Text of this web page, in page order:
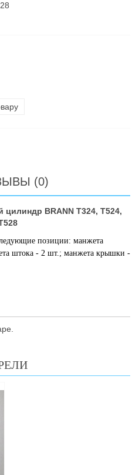
(0)
цилиндр BRANN Т324, Т524,
позиции: манжета
штока - 2 шт.; манжета крышки -